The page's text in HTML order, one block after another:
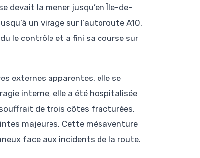
devait la mener jusqu’en Île-de-
un virage sur l’autoroute A10,
le contrôle et a fini sa course sur
externes apparentes, elle se
interne, elle a été hospitalisée
souffrait de trois côtes fracturées,
majeures. Cette mésaventure
face aux incidents de la route.